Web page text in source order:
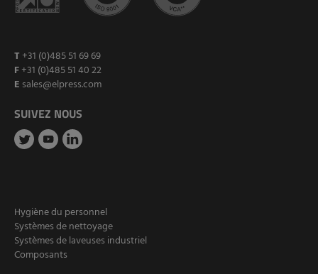
T +31 (0)485 51 69 69
F+31 (0)485 51 40 22
E sales@elpress.com
SUIVEZ NOUS
Hygiène du personnel
Systèmes de nettoyage
Systèmes de laveuses industriel
Composants